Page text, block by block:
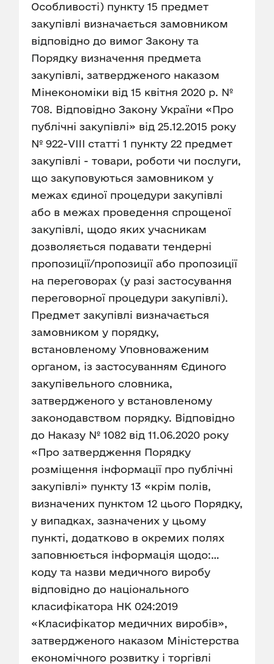
Особливості) пункту 15 предмет
закупівлі визначається замовником
відповідно до вимог Закону та
Порядку визначення предмета
закупівлі, затвердженого наказом
Мінекономіки від 15 квітня 2020 р. №
708. Відповідно Закону України «Про
публічні закупівлі» від 25.12.2015 року
№ 922-VIII статті 1 пункту 22 предмет
закупівлі - товари, роботи чи послуги,
що закуповуються замовником у
межах єдиної процедури закупівлі
або в межах проведення спрощеної
закупівлі, щодо яких учасникам
дозволяється подавати тендерні
пропозиції/пропозиції або пропозиції
на переговорах (у разі застосування
переговорної процедури закупівлі).
Предмет закупівлі визначається
замовником у порядку,
встановленому Уповноваженим
органом, із застосуванням Єдиного
закупівельного словника,
затвердженого у встановленому
законодавством порядку. Відповідно
до Наказу № 1082 від 11.06.2020 року
«Про затвердження Порядку
розміщення інформації про публічні
закупівлі» пункту 13 «крім полів,
визначених пунктом 12 цього Порядку,
у випадках, зазначених у цьому
пункті, додатково в окремих полях
заповнюється інформація щодо:…
коду та назви медичного виробу
відповідно до національного
класифікатора НК 024:2019
«Класифікатор медичних виробів»,
затвердженого наказом Міністерства
економічного розвитку і торгівлі